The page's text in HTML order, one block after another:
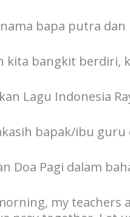
nama bapa putra dan
kita bangkit berdiri,
Lagu Indonesia
bapak/ibu
Doa Pagi dalam
my teachers